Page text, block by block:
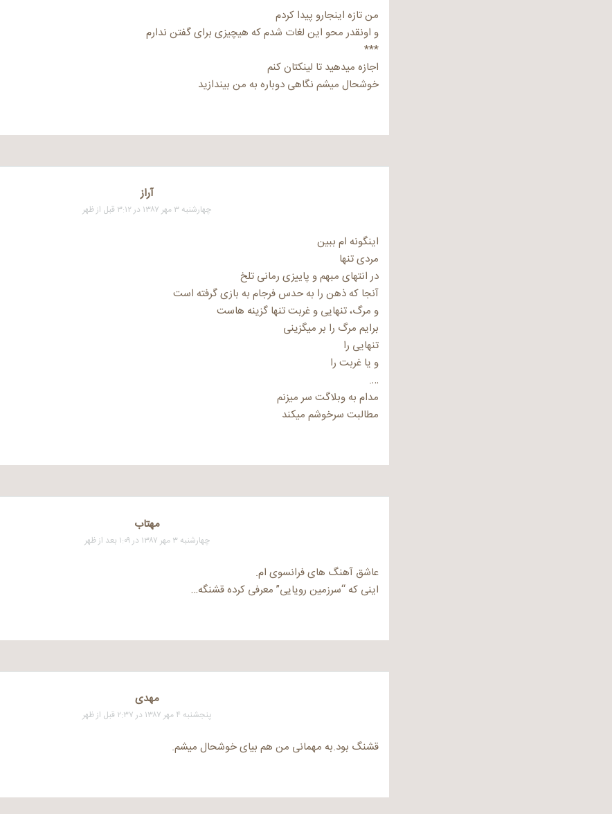
من تازه اینجارو پیدا کردم
و اونقدر محو این لغات شدم که هیچیزی برای گفتن ندارم
***
اجازه میدهید تا لینکتان کنم
خوشحال میشم نگاهی دوباره به من بیندازید
آراز
چهارشنبه ۳ مهر ۱۳۸۷ در ۳:۱۲ قبل از ظهر
اینگونه ام ببین
مردی تنها
در انتهای مبهم و پاییزی رمانی تلخ
آنجا که ذهن را به حدس فرجام به بازی گرفته است
و مرگ، تنهایی و غربت تنها گزینه هاست
برایم مرگ را بر میگزینی
تنهایی را
و یا غربت را
….
مدام به وبلاگت سر میزنم
مطالبت سرخوشم میکند
مهتاب
چهارشنبه ۳ مهر ۱۳۸۷ در ۱:۰۹ بعد از ظهر
عاشق آهنگ های فرانسوی ام.
اینی که “سرزمین رویایی” معرفی کرده قشنگه…
مهدی
پنجشنبه ۴ مهر ۱۳۸۷ در ۲:۳۷ قبل از ظهر
قشنگ بود.به مهمانی من هم بیای خوشحال میشم.